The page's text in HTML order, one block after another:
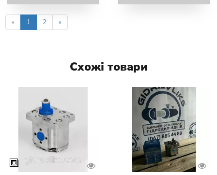
« 1 2 »
Схожі товари